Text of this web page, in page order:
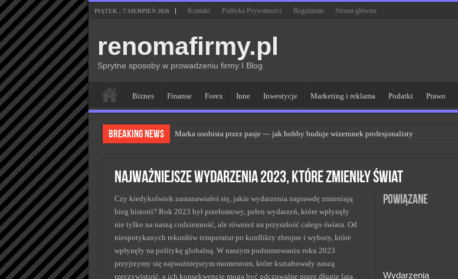
PIĄTEK , 7 SIERPIEŃ 2026 Kontakt Polityka Prywatności Regulamin Strona główna
renomafirmy.pl
Sprytne sposoby w prowadzeniu firmy I Blog
Biznes Finanse Forex Inne Inwestycje Marketing i reklama Podatki Prawo
Breaking News Marka osobista przez pasje — jak hobby buduje wizerunek profesjonalisty
Monitorowanie wizerunku w sieci kluczem do sukcesu
Adaptacja strategii PR kluczem do sukcesu w zmianach
Najważniejsze wydarzenia 2023, które zmieniły świat
Powiązane
Wydarzenia
Czy kiedykolwiek zastanawiałeś się, jakie wydarzenia naprawdę zmieniają
bieg historii? Rok 2023 był przełomowy, pełen wydarzeń, które wpłynęły
nie tylko na naszą codzienność, ale również na przyszłość całego świata. Od
niespotykanych rekordów temperatur po konflikty zbrojne i wybory, które
wpłynęły na politykę globalną. W naszym podsumowaniu roku 2023
przyjrzymy się najważniejszym momentom, które kształtowały naszą
rzeczywistość, a ich konsekwencje mogą być odczuwalne przez długie lata.